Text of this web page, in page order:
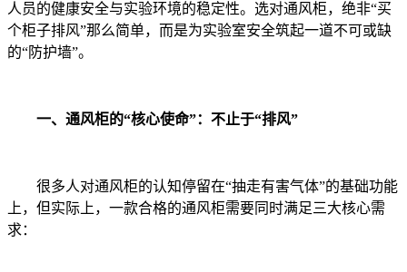
人员的健康安全与实验环境的稳定性。选对通风柜，绝非“买
个柜子排风”那么简单，而是为实验室安全筑起一道不可或缺
的“防护墙”。
一、通风柜的“核心使命”：不止于“排风”
很多人对通风柜的认知停留在“抽走有害气体”的基础功能
上，但实际上，一款合格的通风柜需要同时满足三大核心需
求：